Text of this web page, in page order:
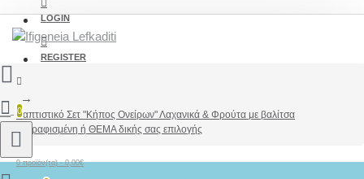
LOGIN
REGISTER
0
0 προϊόν(τα) - 0,00€
Βαπτιστικό Σετ "Κήπος Ονείρων" Λαχανικά & Φρούτα με βαλίτσα
ζωγραφισμένη ή ΘΕΜΑ δικής σας επιλογής